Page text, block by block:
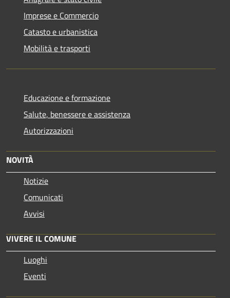
Imprese e Commercio
Catasto e urbanistica
Mobilità e trasporti
Educazione e formazione
Salute, benessere e assistenza
Autorizzazioni
NOVITÀ
Notizie
Comunicati
Avvisi
VIVERE IL COMUNE
Luoghi
Eventi